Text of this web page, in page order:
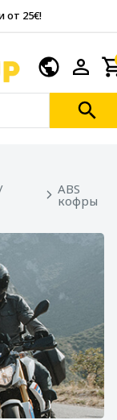
от 25€!
ABS
кофры